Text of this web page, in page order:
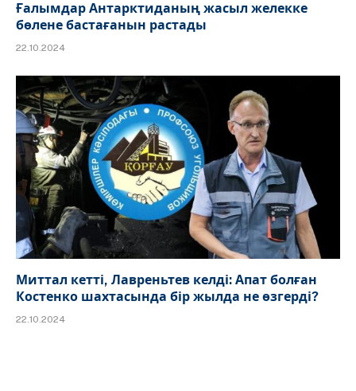
Ғалымдар Антарктиданың жасыл желекке
бөлене бастағанын растады
22.10.2024
Миттал кетті, Лавреньтев келді: Апат болған
Костенко шахтасында бір жылда не өзгерді?
22.10.2024